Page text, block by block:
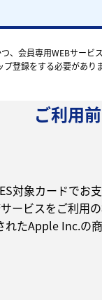
、会員専用WEBサー
登録をする必要がありま
ご利用
対象カードでお
ビスをご利用の
たApple Inc.の商